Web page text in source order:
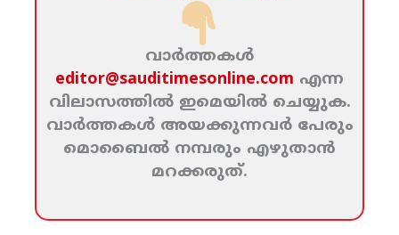
വാര്‍ത്തകള്‍
editor@sauditimesonline.com എന്ന
വിലാസത്തില്‍ ഇമെയില്‍ ചെയ്യുക.
വാര്‍ത്തകള്‍ അയക്കുന്നവര്‍ പേരും
മൊബൈല്‍ നമ്പരും എഴുതാന്‍
മറക്കരുത്‌.